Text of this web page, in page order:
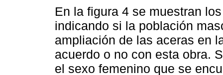
En la figura 4 se muestran
indicando si la población
ampliación de las aceras en
acuerdo o no con esta obra.
el sexo femenino que se